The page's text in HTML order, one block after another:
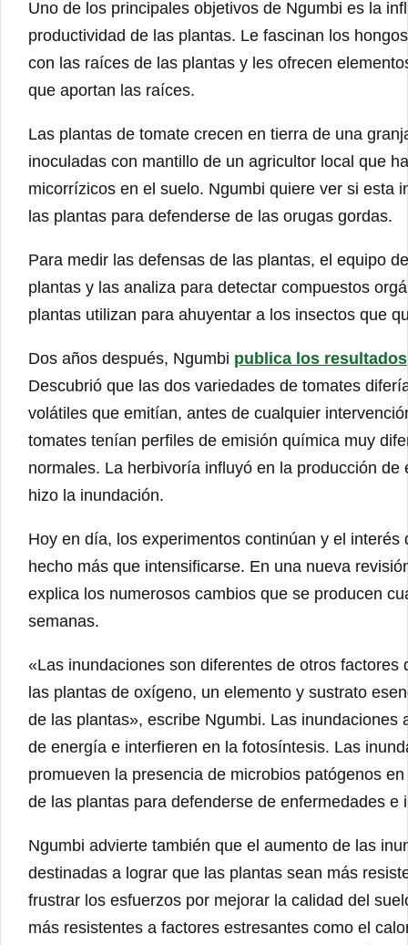
Uno de los principales objetivos de Ngumbi es la
productividad de las plantas. Le fascinan los
con las raíces de las plantas y les ofrecen
que aportan las raíces.
Las plantas de tomate crecen en tierra de una
inoculadas con mantillo de un agricultor local que
micorrízicos en el suelo. Ngumbi quiere ver si esta
las plantas para defenderse de las orugas gordas.
Para medir las defensas de las plantas, el equipo
plantas y las analiza para detectar compuestos
plantas utilizan para ahuyentar a los insectos que
Dos años después, Ngumbi publica los resultados
Descubrió que las dos variedades de tomates
volátiles que emitían, antes de cualquier
tomates tenían perfiles de emisión química muy
normales. La herbivoría influyó en la producción
hizo la inundación.
Hoy en día, los experimentos continúan y el
hecho más que intensificarse. En una nueva
explica los numerosos cambios que se producen
semanas.
«Las inundaciones son diferentes de otros
las plantas de oxígeno, un elemento y sustrato
de las plantas», escribe Ngumbi. Las
de energía e interfieren en la fotosíntesis. Las
promueven la presencia de microbios patógenos
de las plantas para defenderse de enfermedades
Ngumbi advierte también que el aumento de las
destinadas a lograr que las plantas sean más
frustrar los esfuerzos por mejorar la calidad del
más resistentes a factores estresantes como el